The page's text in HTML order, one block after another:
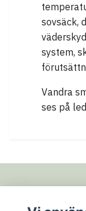
sovsäck,
system,
Vandra
ses på